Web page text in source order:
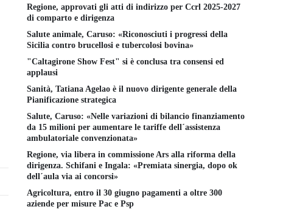
Regione, approvati gli atti di indirizzo per Ccrl 2025-2027
di comparto e dirigenza
Salute animale, Caruso: «Riconosciuti i progressi della
Sicilia contro brucellosi e tubercolosi bovina»
"Caltagirone Show Fest" si è conclusa tra consensi ed
applausi
Sanità, Tatiana Agelao è il nuovo dirigente generale della
Pianificazione strategica
Salute, Caruso: «Nelle variazioni di bilancio finanziamento
da 15 milioni per aumentare le tariffe dell´assistenza
ambulatoriale convenzionata»
Regione, via libera in commissione Ars alla riforma della
dirigenza. Schifani e Ingala: «Premiata sinergia, dopo ok
dell´aula via ai concorsi»
Agricoltura, entro il 30 giugno pagamenti a oltre 300
aziende per misure Pac e Psp